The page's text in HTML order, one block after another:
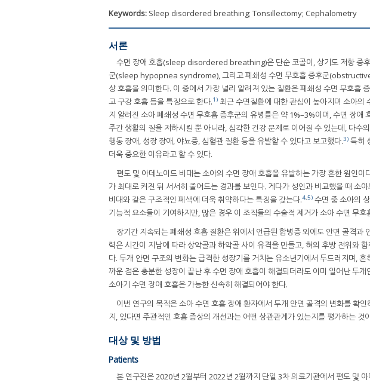
Keywords: Sleep disordered breathing; Tonsillectomy; Cephalometry
서론
수면 장애 호흡(sleep disordered breathing)은 단순 코골이, 상기도 저항
군(sleep hypopnea syndrome), 그리고 폐쇄성 수면 무호흡 증후군
상 호흡을 의미한다. 이 중에서 가장 널리 알려져 있는 질환은 폐쇄성 수면 무호흡
고 구강 호흡 등을 특징으로 한다.1) 최근 수면질환에 대한 관심이 높아지며 소아의
지 알려진 소아 폐쇄성 수면 무호흡 증후군의 유병률은 약 1%–3%이며, 수면 장애
주간 생활의 질을 저하시킬 뿐 아니라, 심각한 건강 문제로 이어질 수 있는데, 다수
행동 장애, 성장 장애, 야뇨증, 심혈관 질환 등을 유발할 수 있다고 보고했다.3) 특히
더욱 중요한 이유라고 할 수 있다.
편도 및 아데노이드 비대는 소아의 수면 장애 호흡을 유발하는 가장 흔한 원인
가 최대로 커진 뒤 서서히 줄어드는 경과를 보인다. 게다가 성인과 비교했을 때 소
비대와 같은 구조적인 폐색에 더욱 취약하다는 특징을 갖는다.4,5) 수면 중 소아의
기능적 요소들이 기여하지만, 많은 경우 이 조직들의 수술적 제거가 소아 수면 무
장기간 지속되는 폐쇄성 호흡 질환은 위에서 언급된 합병증 외에도 안면 골격과
력은 시간이 지남에 따라 상악골과 하악골 사이 유격을 만들고, 혀의 후방 전위와
다. 두개 안면 구조의 변화는 급격한 성장기를 거치는 유소년기에서 두드러지며,
까운 점은 충분한 성장이 끝난 후 수면 장애 호흡이 해결되더라도 이미 일어난 두
소아기 수면 장애 호흡은 가능한 신속히 해결되어야 한다.
이번 연구의 목적은 소아 수면 호흡 장애 환자에서 두개 안면 골격의 변화를 확
지, 있다면 주관적인 호흡 증상의 개선과는 어떤 상관관계가 있는지를 평가하는 것
대상 및 방법
Patients
본 연구진은 2020년 2월부터 2022년 2월까지 단일 3차 의료기관에서 편도 및